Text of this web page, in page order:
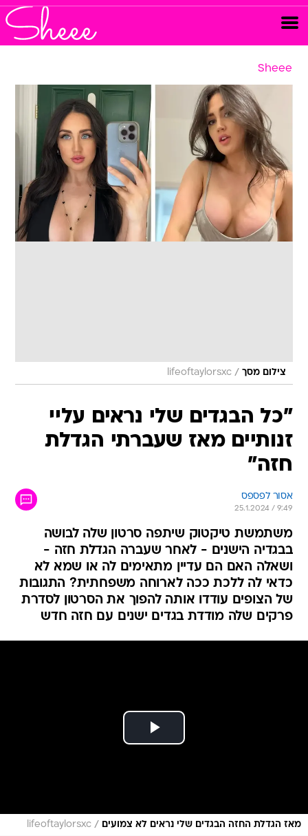
Sheee
צילום מסך /
lifeoftaylorsxc
"כל הבגדים שלי נראים עליי
זנותיים מאז שעברתי הגדלת
חזה"
אסור לפספס
25.1.2024 / 9:49
משתמשת טיקטוק שיתפה סרטון שלה לבושה
בבגדיה הישנים - לאחר שעברה הגדלת חזה -
ושאלה האם הם עדיין מתאימים לה או שמא לא
כדאי לה ללכת ככה לארוחה משפחתית? התגובות
של הצופים עודדו אותה להפוך את הסרטון לסדרת
פרקים שלה מודדת בגדים ישנים עם חזה חדש
מאז הגדלת החזה הבגדים שלי נראים לא צמועים /
lifeoftaylorsxc